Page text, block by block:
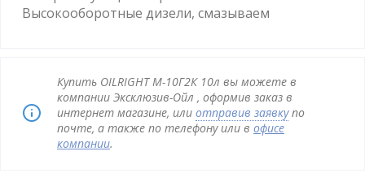
Высокооборотные дизели, смазываем
Купить OILRIGHT М-10Г2К 10л вы можете в
компании Эксклюзив-Ойл , оформив заказ в
интернет магазине, или отправив заявкупо
почте, а также по телефону или в офисе
компании.